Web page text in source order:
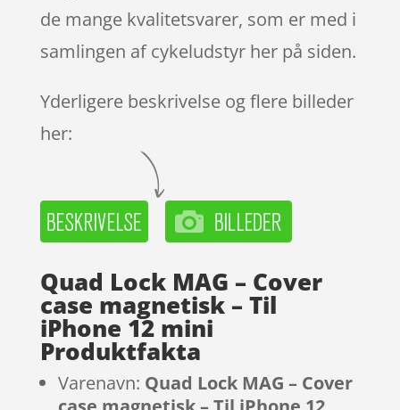
de mange kvalitetsvarer, som er med i
samlingen af cykeludstyr her på siden.
Yderligere beskrivelse og flere billeder
her:
Quad Lock MAG – Cover
case magnetisk – Til
iPhone 12 mini
Produktfakta
Varenavn: Quad Lock MAG – Cover